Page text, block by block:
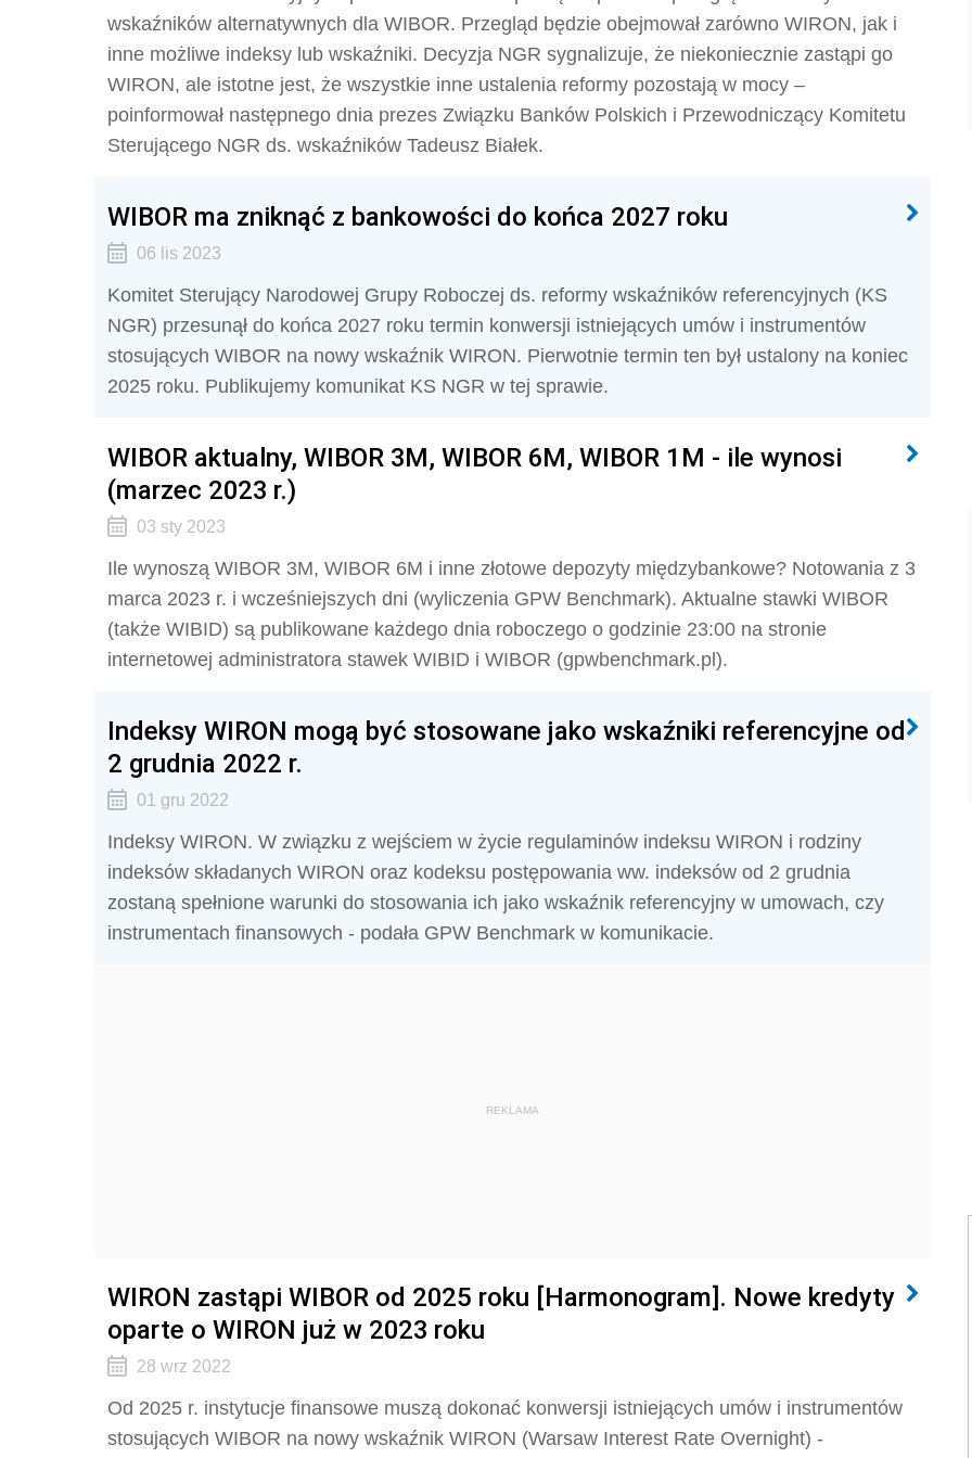
wskaźników alternatywnych dla WIBOR. Przegląd będzie obejmował zarówno WIRON, jak i
inne możliwe indeksy lub wskaźniki. Decyzja NGR sygnalizuje, że niekoniecznie zastąpi go
WIRON, ale istotne jest, że wszystkie inne ustalenia reformy pozostają w mocy –
poinformował następnego dnia prezes Związku Banków Polskich i Przewodniczący Komitetu
Sterującego NGR ds. wskaźników Tadeusz Białek.
WIBOR ma zniknąć z bankowości do końca 2027 roku
06 lis 2023
Komitet Sterujący Narodowej Grupy Roboczej ds. reformy wskaźników referencyjnych (KS
NGR) przesunął do końca 2027 roku termin konwersji istniejących umów i instrumentów
stosujących WIBOR na nowy wskaźnik WIRON. Pierwotnie termin ten był ustalony na koniec
2025 roku. Publikujemy komunikat KS NGR w tej sprawie.
WIBOR aktualny, WIBOR 3M, WIBOR 6M, WIBOR 1M - ile wynosi
(marzec 2023 r.)
03 sty 2023
Ile wynoszą WIBOR 3M, WIBOR 6M i inne złotowe depozyty międzybankowe? Notowania z 3
marca 2023 r. i wcześniejszych dni (wyliczenia GPW Benchmark). Aktualne stawki WIBOR
(także WIBID) są publikowane każdego dnia roboczego o godzinie 23:00 na stronie
internetowej administratora stawek WIBID i WIBOR (gpwbenchmark.pl).
Indeksy WIRON mogą być stosowane jako wskaźniki referencyjne od
2 grudnia 2022 r.
01 gru 2022
Indeksy WIRON. W związku z wejściem w życie regulaminów indeksu WIRON i rodziny
indeksów składanych WIRON oraz kodeksu postępowania ww. indeksów od 2 grudnia
zostaną spełnione warunki do stosowania ich jako wskaźnik referencyjny w umowach, czy
instrumentach finansowych - podała GPW Benchmark w komunikacie.
REKLAMA
WIRON zastąpi WIBOR od 2025 roku [Harmonogram]. Nowe kredyty
oparte o WIRON już w 2023 roku
28 wrz 2022
Od 2025 r. instytucje finansowe muszą dokonać konwersji istniejących umów i instrumentów
stosujących WIBOR na nowy wskaźnik WIRON (Warsaw Interest Rate Overnight) -